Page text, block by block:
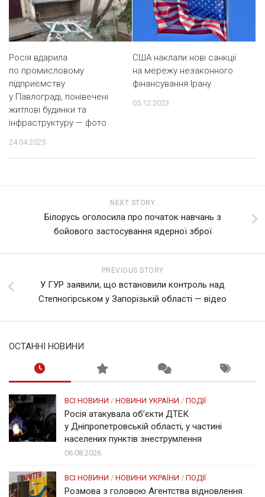
Росія вдарила
по промисловому
підприємству
у Павлограді, понівечені
житлові будинки та
інфраструктуру — фото
24.04.2025
США наклали нові санкції
на мережу незаконного
фінансування Ірану
05.12.2023
NEXT STORY
Білорусь оголосила про початок навчань з
бойового застосування ядерної зброї
PREVIOUS STORY
У ГУР заявили, що встановили контроль над
Степногірськом у Запорізькій області — відео
ОСТАННІ НОВИНИ
ВСІ НОВИНИ / НОВИНИ УКРАЇНИ / ПОДІЇ
Росія атакувала об’єкти ДТЕК
у Дніпропетровській області, у частині
населених пунктів знеструмлення
06.08.2026
ВСІ НОВИНИ / НОВИНИ УКРАЇНИ / ПОДІЇ
Розмова з головою Агентства відновлення.